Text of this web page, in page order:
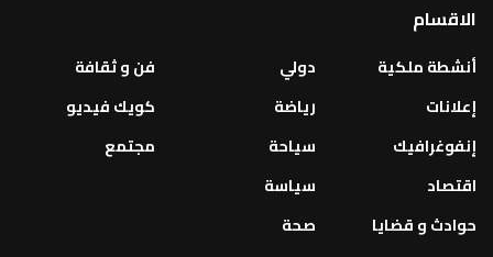
الاقسام
أنشطة ملكية
إعلانات
إنفوغرافيك
اقتصاد
حوادث و قضايا
دولي
رياضة
سياحة
سياسة
صحة
فن و ثقافة
كويك فيديو
مجتمع